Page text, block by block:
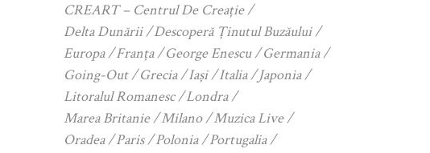
CREART – Centrul De Creație
Delta Dunării
Descoperă Ținutul Buzăului
Europa
Franța George Enescu
Germania
Going-Out
Grecia Iași Italia
Japonia
Litoralul Romanesc
Londra
Marea Britanie
Milano
Muzica Live
Oradea
Paris Polonia
Portugalia